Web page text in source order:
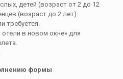
детей (возраст от 2 до 12
(возраст до 2 лет).
требуется.
отели в новом окне» для
формы